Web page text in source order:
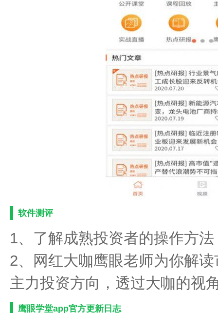
软件测评
1、了解成熟投资者的操作方
2、网红大咖鹰眼老师为你解
主力投资方向，透过大咖的视
鹰眼学堂app官方更新日志